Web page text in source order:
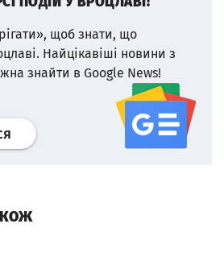
щоб знати, що
Найцікавіші новини з
знайти в Google News!
Профіль google news